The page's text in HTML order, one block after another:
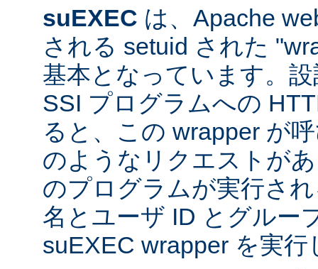
suEXEC は、Apache
される setuid された
基本となっています。
SSI プログラムへの
ると、この wrapper が
のようなリクエストが
のプログラムが実行さ
名とユーザ ID とグルー
suEXEC wrapper を実行